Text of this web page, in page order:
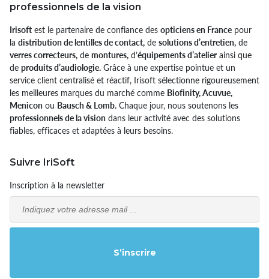
professionnels de la vision
Irisoft est le partenaire de confiance des opticiens en France pour
la distribution de lentilles de contact, de solutions d’entretien, de
verres correcteurs, de montures, d’équipements d’atelierainsi que
de produits d’audiologie. Grâce à une expertise pointue et un
service client centralisé et réactif, Irisoft sélectionne rigoureusement
les meilleures marques du marché comme Biofinity, Acuvue,
Menicon ou Bausch & Lomb. Chaque jour, nous soutenons les
professionnels de la vision dans leur activité avec des solutions
fiables, efficaces et adaptées à leurs besoins.
Suivre IriSoft
Inscription à la newsletter
Email
S’inscrire